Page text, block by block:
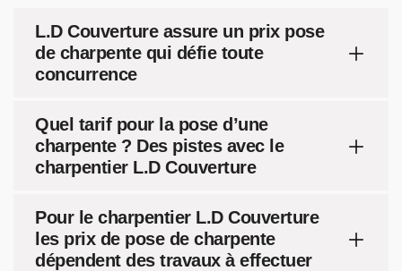
L.D Couverture assure un prix pose
de charpente qui défie toute
concurrence
Quel tarif pour la pose d’une
charpente ? Des pistes avec le
charpentier L.D Couverture
Pour le charpentier L.D Couverture
les prix de pose de charpente
dépendent des travaux à effectuer